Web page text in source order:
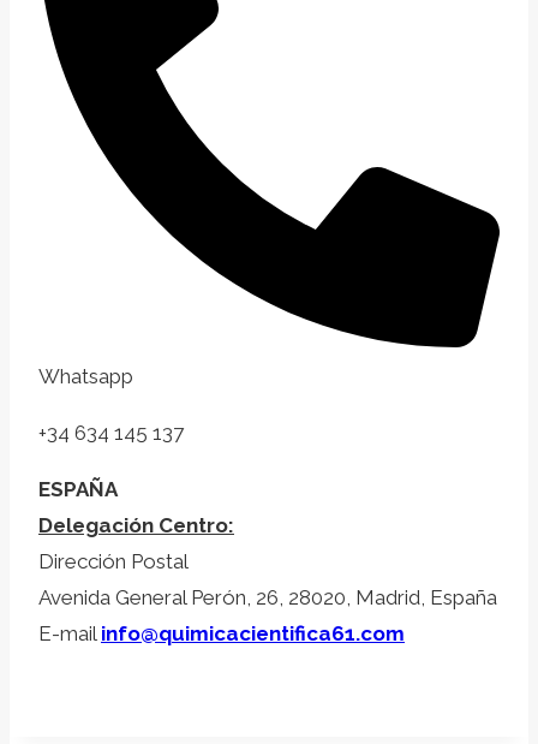
Whatsapp
+34 634 145 137
ESPAÑA
Delegación Centro:
Dirección Postal
Avenida General Perón, 26, 28020, Madrid, España
E-mail info@quimicacientifica61.com